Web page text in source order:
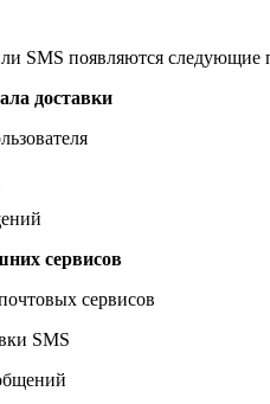
SMS появляются следующие
доставки
сервисов
сервисов
SMS